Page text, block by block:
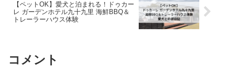
【ペットOK】愛犬と泊まれる！ドゥカー
レ ガーデンホテル九十九里 海鮮BBQ＆
トレーラーハウス体験
コメント